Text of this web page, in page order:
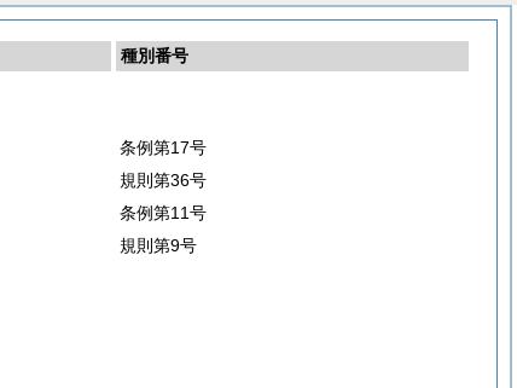
種別番号
条例第17号
規則第36号
条例第11号
規則第9号